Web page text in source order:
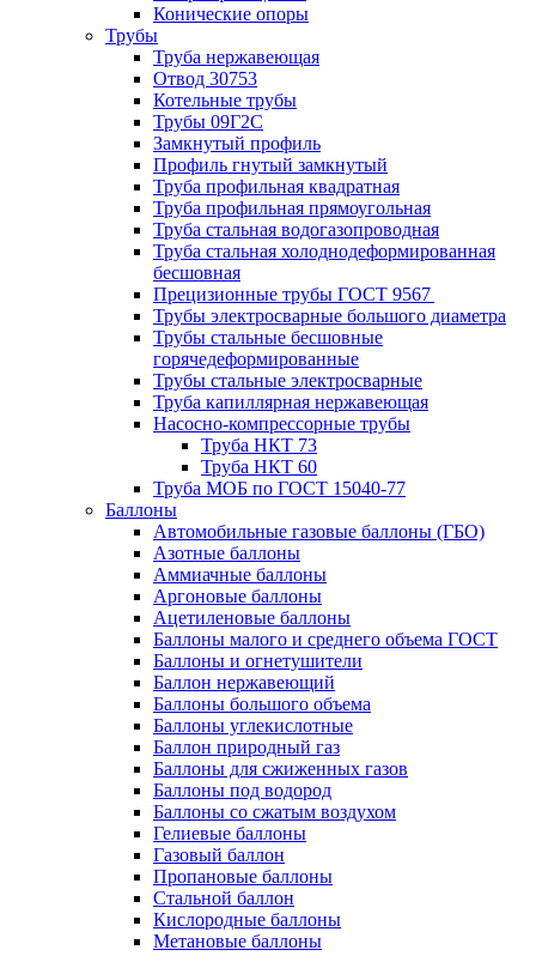
Конические опоры
Трубы
Труба нержавеющая
Отвод 30753
Котельные трубы
Трубы 09Г2С
Замкнутый профиль
Профиль гнутый замкнутый
Труба профильная квадратная
Труба профильная прямоугольная
Труба стальная водогазопроводная
Труба стальная холоднодеформированная
бесшовная
Прецизионные трубы ГОСТ 9567
Трубы электросварные большого диаметра
Трубы стальные бесшовные
горячедеформированные
Трубы стальные электросварные
Труба капиллярная нержавеющая
Насосно-компрессорные трубы
Труба НКТ 73
Труба НКТ 60
Труба МОБ по ГОСТ 15040-77
Баллоны
Автомобильные газовые баллоны (ГБО)
Азотные баллоны
Аммиачные баллоны
Аргоновые баллоны
Ацетиленовые баллоны
Баллоны малого и среднего объема ГОСТ
Баллоны и огнетушители
Баллон нержавеющий
Баллоны большого объема
Баллоны углекислотные
Баллон природный газ
Баллоны для сжиженных газов
Баллоны под водород
Баллоны со сжатым воздухом
Гелиевые баллоны
Газовый баллон
Пропановые баллоны
Стальной баллон
Кислородные баллоны
Метановые баллоны